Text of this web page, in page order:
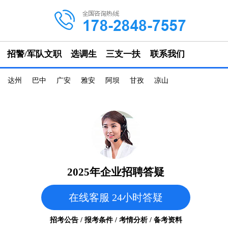
招警/军队文职 选调生 三支一扶 联系我们
达州 巴中 广安 雅安 阿坝 甘孜 凉山
2025年企业招聘答疑
在线客服 24小时答疑
招考公告 / 报考条件 / 考情分析 / 备考资料